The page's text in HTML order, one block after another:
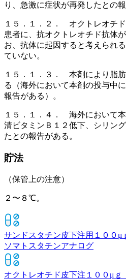
り、急激に症状が再発したとの報
１５．１．２． オクトレオチ
患者に、抗オクトレオチド抗体
お、抗体に起因すると考えられ
ていない。
１５．１．３． 本剤により脂
る（海外において本剤の投与中
報告がある）。
１５．１．４． 海外において
清ビタミンＢ１２低下、シリン
たとの報告がある。
貯法
（保管上の注意）
２〜８℃。
サンドスタチン皮下注用１００μ
ソマトスタチンアナログ
オクトレオチド皮下注１００μｇ